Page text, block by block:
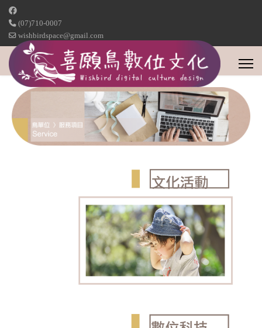
(07)710-0007
wishbirdspace@gmail.com